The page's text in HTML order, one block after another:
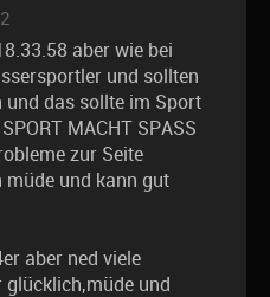
aber wie bei
und sollten
und das sollte im Sport
MACHT SPASS
zur Seite
müde und kann gut
aber ned viele
glücklich,müde und